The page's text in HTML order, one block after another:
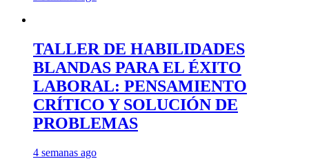
TALLER DE HABILIDADES
BLANDAS PARA EL ÉXITO
LABORAL: PENSAMIENTO
CRÍTICO Y SOLUCIÓN DE
PROBLEMAS
4 semanas ago